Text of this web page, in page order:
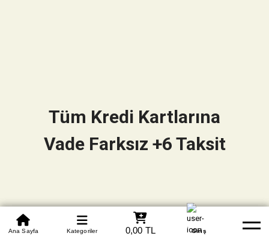
0850 305 09 70
Beden Tablosu Banka Hesapları Whatsapp Yardım
Ana Sayfa Kategoriler 0,00 TL Giriş
Tüm Kredi Kartlarına
Vade Farksız +6 Taksit